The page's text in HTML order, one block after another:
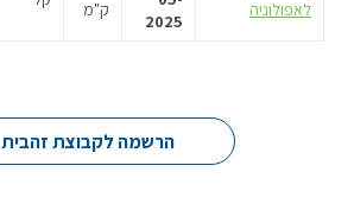
לאפולוניה
2025
ק"מ
הרשמה לקבוצת זהבית